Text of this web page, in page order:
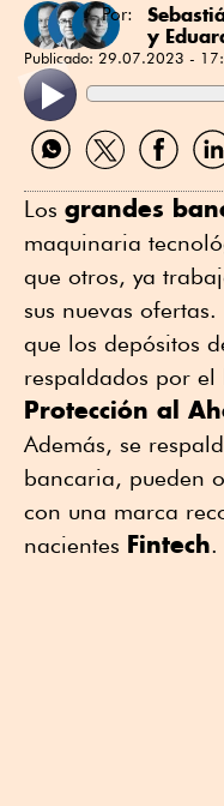
Por:
y
Publicado: 29.07.2023 -
Compartir
por
Compartir
por
Compartir
por
por
Los grandes
maquinaria
que otros, ya
sus nuevas
que los depósitos
respaldados por
Protección al
Además, se
bancaria, pueden
con una marca
nacientes Fintech.